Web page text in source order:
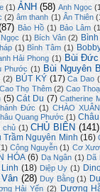
(1) ẢNH (58) Anh Ngọc
(2) âm thanh (1) Ân Thiên
Bảo Hồ (1) Bảo Lâm
(1) Bích Vân (2)
(1) Bình Tâm (1)
Hải Phong (1) Bùi Đức
Phước (1) Bùi Nguyên
(2) BÚT KÝ (17) Ca Dao
Cao Thọ Thêm (2) Cao
(5) Cát Du (7) Catherine
Đức (1) CHÀO
Quang Phước (1)
chủ (1) CHỦ BIÊN (141)
Trầm Nguyên Minh (16)
Công Nguyễn (1) Cơ
HÓA (6) Dạ Ngân (1) Dã
Linh (18) Diệp Uy (1)
(28) Duy Bằng (1)
Hải Yến (2) Dương